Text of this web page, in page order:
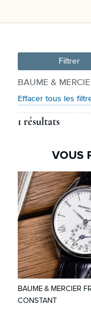
Filtrer
BAUME &
Effacer tous les
1 résultats
VOUS
BAUME & MERCIER
CONSTANT